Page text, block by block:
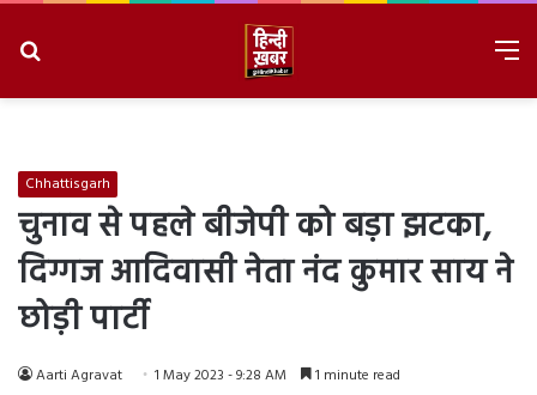
Chhattisgarh
चुनाव से पहले बीजेपी को बड़ा झटका,
दिग्गज आदिवासी नेता नंद कुमार साय ने
छोड़ी पार्टी
Aarti Agravat 1 May 2023 - 9:28 AM 1 minute read